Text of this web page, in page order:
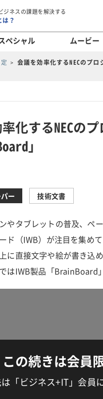
ジネスの課題を解決する
？
ペシャル ムービー
会議を効率化するNECのプ
化するNECの
」
ー 技術文書
やタブレットの普及、ペ
ド（IWB）が注目を集め
に直接文字や絵が書き込
はIWB製品「BrainBoard
この続きは会員
「ビジネス+IT」会員